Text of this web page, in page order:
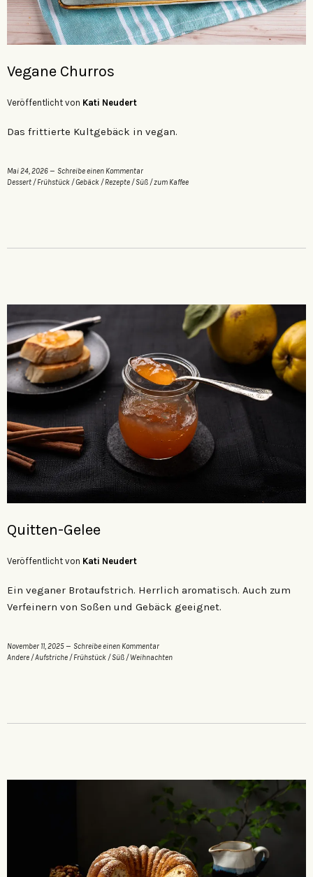
Vegane Churros
Veröffentlicht von Kati Neudert
Das frittierte Kultgebäck in vegan.
Mai 24, 2026
Schreibe einen Kommentar
Dessert /Frühstück /Gebäck /Rezepte /Süß /zum Kaffee
Quitten-Gelee
Veröffentlicht von Kati Neudert
Ein veganer Brotaufstrich. Herrlich aromatisch. Auch zum
Verfeinern von Soßen und Gebäck geeignet.
November 11, 2025
Schreibe einen Kommentar
Andere /Aufstriche / Frühstück / Süß /Weihnachten